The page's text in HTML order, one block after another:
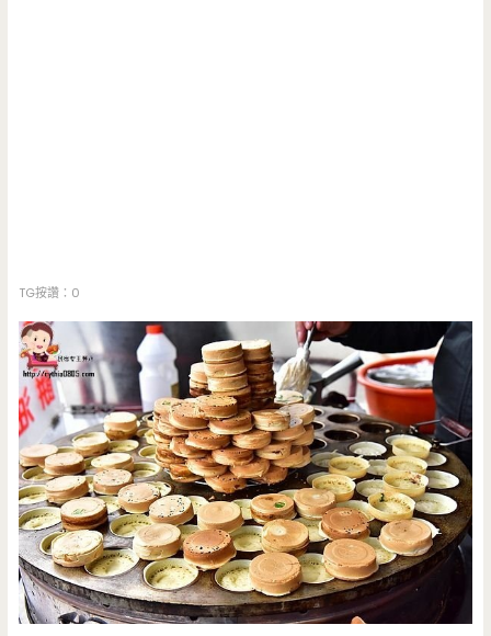
TG按讚：0